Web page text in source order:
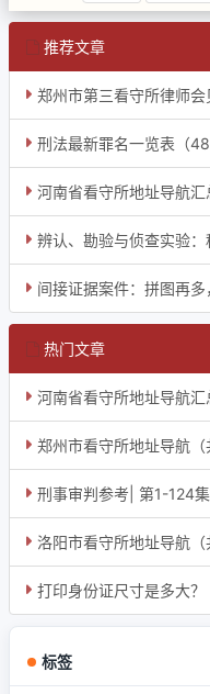
推荐文章
郑州市第三看守所律师会
刑法最新罪名一览表（
河南省看守所地址导航汇
辨认、勘验与侦查实验
间接证据案件：拼图再
热门文章
河南省看守所地址导航汇
郑州市看守所地址导航（
刑事审判参考| 第1-124
洛阳市看守所地址导航（
打印身份证尺寸是多大？
标签